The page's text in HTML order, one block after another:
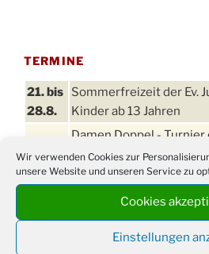
Wir verwenden Cookies zur
unsere Website und unseren Service zu
Cookies
Einstellungen
TERMINE
21. bis
28.8.
Sommerfreizeit der Ev.
Kinder ab 13 Jahren
Damen Doppel - Turnier
Tennisplatz
03.09.
09:00 Uhr
11. bis
Erntefest in